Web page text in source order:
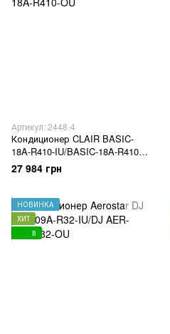
Артикул: 2448-4
Кондиционер CLAIR BASIC-
18A-R410-IU/BASIC-18A-R410-
OU
27 984 грн
НОВИНКА
ХИТ
8